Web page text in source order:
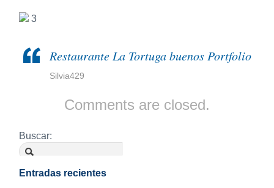
3
Restaurante La Tortuga buenos Portfolio
Silvia429
Comments are closed.
Buscar:
Entradas recientes